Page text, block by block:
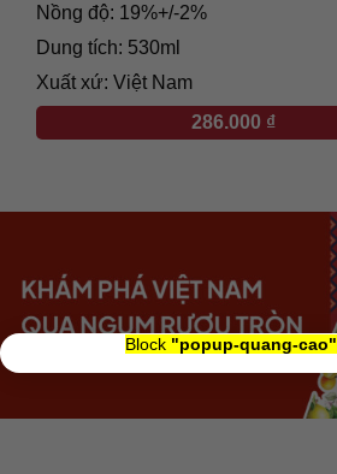
Block "popup-quang-cao"
Nồng độ: 19%+/-2%
Dung tích: 530ml
Xuất xứ: Việt Nam
286.000 ₫